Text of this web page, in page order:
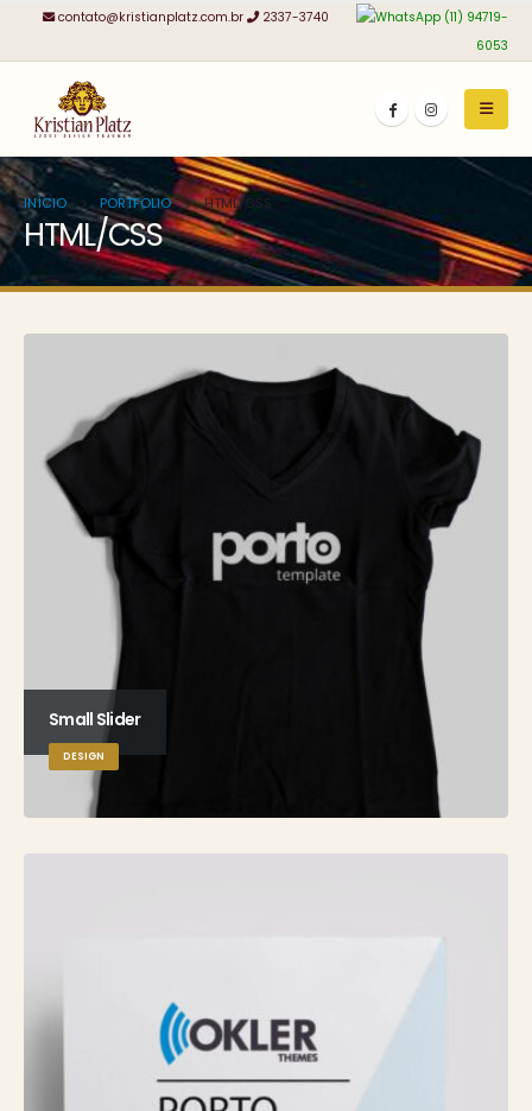
contato@kristianplatz.com.br 2337-3740
(11) 94719-
6053
INÍCIO PORTFOLIO HTML/CSS
HTML/CSS
Small Slider
DESIGN